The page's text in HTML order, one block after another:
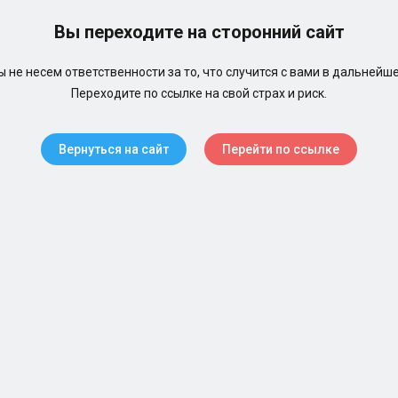
Вы переходите на сторонний сайт
не несем ответственности за то, что случится с вами в
Переходите по ссылке на свой страх и риск.
Вернуться на сайт Перейти по ссылке